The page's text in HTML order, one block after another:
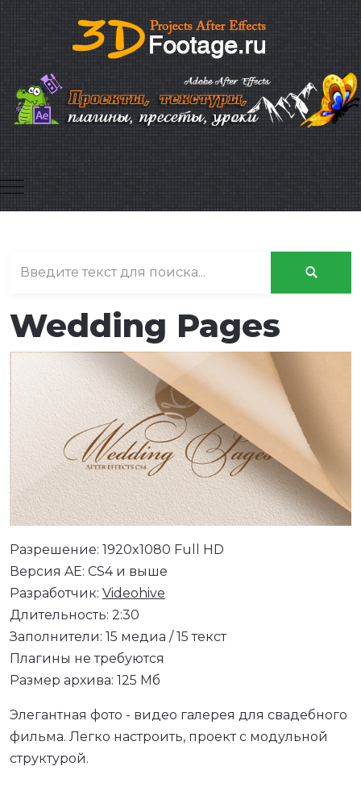
Mobile Menu Toggle
Wedding Pages
Разрешение: 1920x1080 Full HD
Версия AE: CS4 и выше
Разработчик: Videohive
Длительность: 2:30
Заполнители: 15 медиа / 15 текст
Плагины не требуются
Размер архива: 125 Мб
Элегантная фото - видео галерея для свадебного
фильма. Легко настроить, проект с модульной
структурой.